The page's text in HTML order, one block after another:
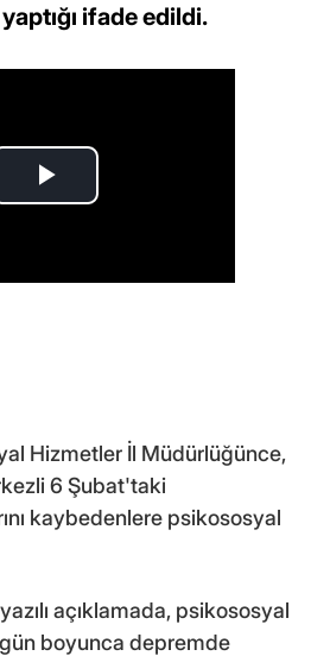
ifade edildi.
Hizmetler İl Müdürlüğünce,
6 Şubat'taki
kaybedenlere psikososyal
açıklamada, psikososyal
boyunca depremde